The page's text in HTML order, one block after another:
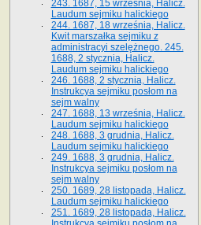
243. 1687, 15 września, Halicz.
Laudum sejmiku halickiego
244. 1687, 18 września, Halicz.
Kwit marszałka sejmiku z
administracyi szelężnego. 245.
1688, 2 stycznia, Halicz.
Laudum sejmiku halickiego
246. 1688, 2 stycznia, Halicz.
Instrukcya sejmiku posłom na
sejm walny
247. 1688, 13 września, Halicz.
Laudum sejmiku halickiego
248. 1688, 3 grudnia, Halicz.
Laudum sejmiku halickiego
249. 1688, 3 grudnia, Halicz.
Instrukcya sejmiku posłom na
sejm walny
250. 1689, 28 listopada, Halicz.
Laudum sejmiku halickiego
251. 1689, 28 listopada, Halicz.